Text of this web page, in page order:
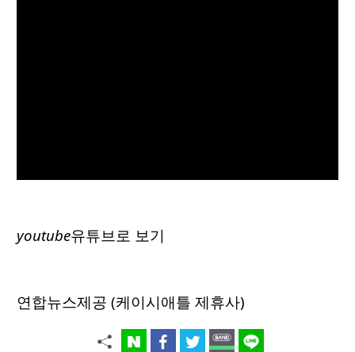
youtube유튜브로 보기
연합뉴스제공 (케이시애틀 제휴사)